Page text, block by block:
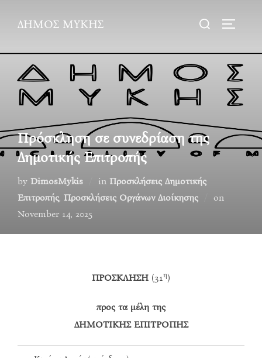
ΔΗΜΟΣ ΜΥΚΗΣ
Search
Πρόσκληση σε συνεδρίαση της
Δημοτικής Επιτροπής
by DimosMykis in Προσκλήσεις Δημοτικής
Επιτροπής, Προσκλήσεις Οργάνων Διοίκησης on
November 14, 2025
ΠΡΟΣΚΛΗΣΗ (31η)
προς τα μέλη της
ΔΗΜΟΤΙΚΗΣ ΕΠΙΤΡΟΠΗΣ